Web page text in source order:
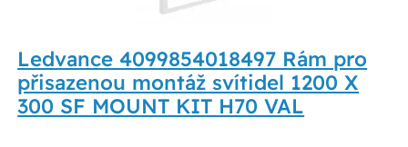
Ledvance 4099854018497 Rám pro
přisazenou montáž svítidel 1200 X
300 SF MOUNT KIT H70 VAL